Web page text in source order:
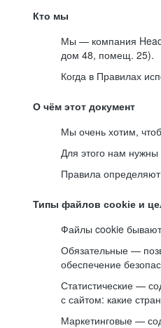
Кто мы
Мы — компания
дом 48, помещ. 25).
Когда в Правилах
О чём этот документ
Мы очень хотим,
Для этого нам
Правила
Типы файлов cookie и
Файлы cookie бывают
Обязательные —
обеспечение
Статистические —
с сайтом: какие
Маркетинговые —